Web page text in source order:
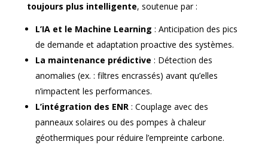
toujours plus intelligente, soutenue par :
L’IA et le Machine Learning : Anticipation des pics
de demande et adaptation proactive des systèmes.
La maintenance prédictive : Détection des
anomalies (ex. : filtres encrassés) avant qu’elles
n’impactent les performances.
L’intégration des ENR: Couplage avec des
panneaux solaires ou des pompes à chaleur
géothermiques pour réduire l’empreinte carbone.